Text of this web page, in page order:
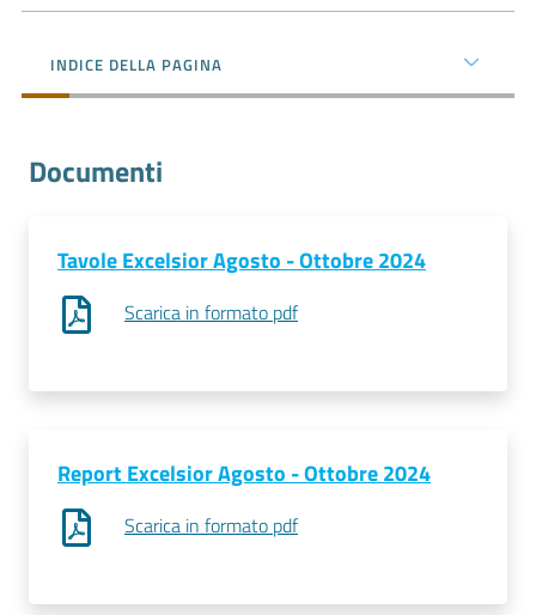
Promuovere
il
l'Impresa
Consumatore
INDICE DELLA PAGINA
Documenti
Tavole Excelsior Agosto - Ottobre 2024
Scarica in formato pdf
Report Excelsior Agosto - Ottobre 2024
Scarica in formato pdf